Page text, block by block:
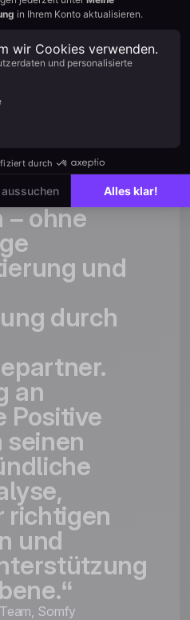
für
Teams
einTool,
smarter
–ohne
und
durch
an
Positive
seinen
richtigen
und
Somfy